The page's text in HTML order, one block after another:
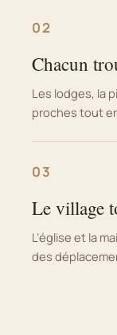
02
Chacun
Les lodges, la
proches tout
03
Le village
L’église et la
des